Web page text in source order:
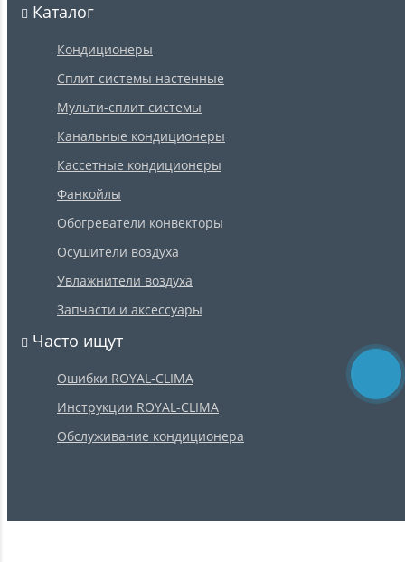
Каталог
Кондиционеры
Сплит системы настенные
Мульти-сплит системы
Канальные кондиционеры
Кассетные кондиционеры
Фанкойлы
Обогреватели конвекторы
Осушители воздуха
Увлажнители воздуха
Запчасти и аксессуары
Часто ищут
Ошибки ROYAL-CLIMA
Инструкции ROYAL-CLIMA
Обслуживание кондиционера